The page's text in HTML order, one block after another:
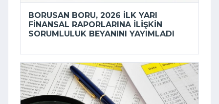
BORUSAN BORU, 2026 ILK YARI
FINANSAL RAPORLARINA ILIŞKIN
SORUMLULUK BEYANINI YAYIMLADI